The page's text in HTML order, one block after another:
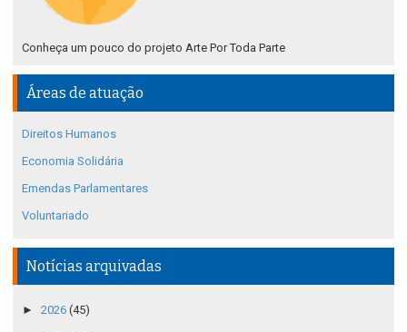
Conheça um pouco do projeto Arte Por Toda Parte
Áreas de atuação
Direitos Humanos
Economia Solidária
Emendas Parlamentares
Voluntariado
Notícias arquivadas
► 2026 (45)